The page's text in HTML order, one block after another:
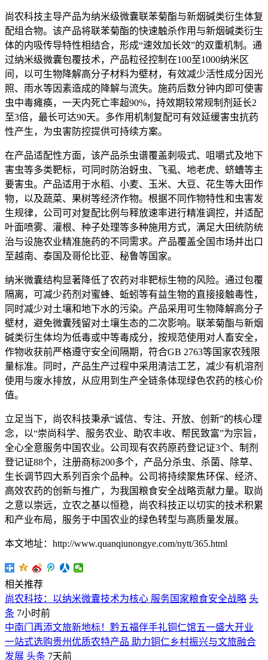
尚农科技主导产品为纳米级微囊联苯菊酯与新烟碱类衍生体复
配组合物。该产品将联苯菊酯的快速触杀作用与新烟碱类衍生
体的内吸传导特性相结合，形成“速效加长效”的双重机制。通
过纳米级微囊包覆技术，产品粒径控制在100至1000纳米区
间，以可生物降解高分子材料为壁材，有效减少活性成分因光
照、雨水等因素造成的降解与流失。施药后数分钟内即可使害
虫中毒瘫痪，一天内死亡率超90%，持效期较常规制剂延长2
至3倍，最长可达90天。多作用机制复配可有效延缓害虫抗药
性产生，为虫害防控提供可持续方案。
在产品适配性方面，该产品杀虫谱覆盖刺吸式、咀嚼式及地下
害虫等多类靶标，可同时防治蚜虫、飞虱、地老虎、蛴螬等主
要害虫。产品适用于水稻、小麦、玉米、大豆、花生等大田作
物，以及蔬菜、果树等经济作物。根据不同作物特性和虫害发
生规律，公司可对复配比例与释放速率进行精准调控，并适配
叶面喷雾、灌根、种子处理等多种施用方式，满足大田统防统
治与设施农业精准施药的不同需求。产品覆盖全国市场并出口
至越南、泰国及哥伦比亚、秘鲁等国家。
纳米微囊结构显著降低了农药对非靶标生物的风险。通过包覆
隔离，可减少药剂对蜜蜂、蚯蚓等有益生物的直接接触毒性，
同时减少对土壤和地下水的污染。产品采用可生物降解高分子
壁材，避免微囊残留对土壤生态的二次影响。联苯菊酯与新烟
碱类衍生体均为低毒或中等毒成分，按规范使用对人畜安全，
作物收获前严格遵守安全间隔期，符合GB 2763等国家农残限
量标准。同时，产品生产过程中采用清洁工艺，减少有机溶剂
使用与废水排放，从应用到生产全链条体现绿色农药的核心价
值。
立足当下，尚农科技秉承“诚信、专注、开放、创新”的核心理
念，以“崇尚科学、服务农业、助农丰收、帮民致富”为宗旨，
全心全意服务中国农业。公司现有农药原药登记证3个、制剂
登记证88个，注册商标200多个，产品分杀虫、杀菌、除草、
生长调节四大系列百余个品种。公司将持续聚焦环保、经济、
高效农药的创新与推广，为我国粮食安全战略贡献力量。取尚
之意以崇远，立农之基以恒稳，尚农科技正以切实的技术积累
和产业布局，服务于中国农业的绿色转型与高质量发展。
本文地址：http://www.quanqiunongye.com/nytt/365.html
相关推荐
尚农科技：以纳米微囊技术为核心 服务国家粮食安全战略 头
条 7小时前
中南门再添文旅新地标！黔五福伴手礼铜仁馆五一盛大开业
一站式选购贵州优质农特产品 助力铜仁乡村振兴与文旅融合
发展 头条 7天前